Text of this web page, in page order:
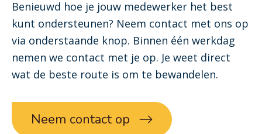
Benieuwd hoe je jouw medewerker het best
kunt ondersteunen? Neem contact met ons op
via onderstaande knop. Binnen één werkdag
nemen we contact met je op. Je weet direct
wat de beste route is om te bewandelen.
Neem contact op